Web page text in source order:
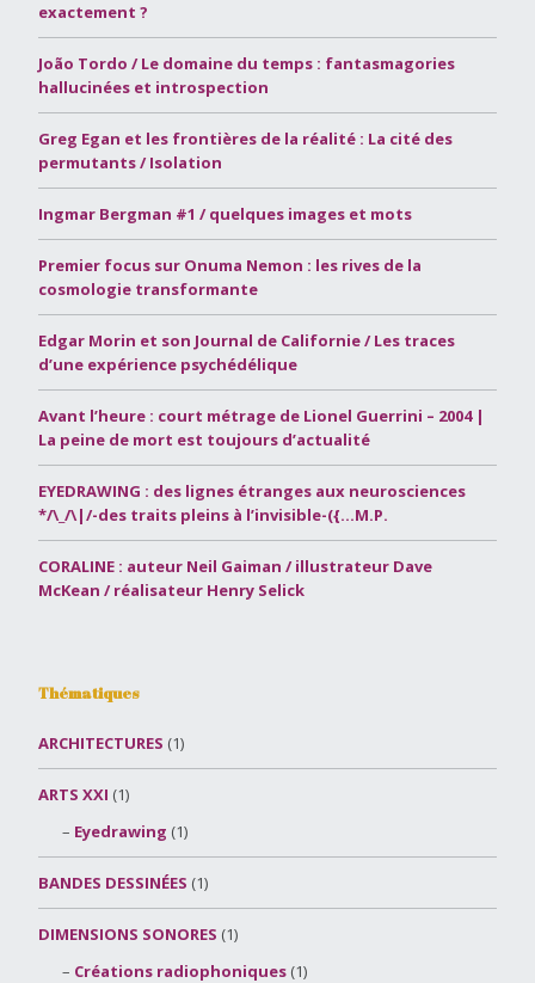
exactement ?
João Tordo / Le domaine du temps : fantasmagories
hallucinées et introspection
Greg Egan et les frontières de la réalité : La cité des
permutants / Isolation
Ingmar Bergman #1 / quelques images et mots
Premier focus sur Onuma Nemon : les rives de la
cosmologie transformante
Edgar Morin et son Journal de Californie / Les traces
d’une expérience psychédélique
Avant l’heure : court métrage de Lionel Guerrini – 2004 |
La peine de mort est toujours d’actualité
EYEDRAWING : des lignes étranges aux neurosciences
*/\_/\|/-des traits pleins à l’invisible-({…M.P.
CORALINE : auteur Neil Gaiman / illustrateur Dave
McKean / réalisateur Henry Selick
Thématiques
ARCHITECTURES (1)
ARTS XXI (1)
Eyedrawing (1)
BANDES DESSINÉES (1)
DIMENSIONS SONORES (1)
Créations radiophoniques(1)